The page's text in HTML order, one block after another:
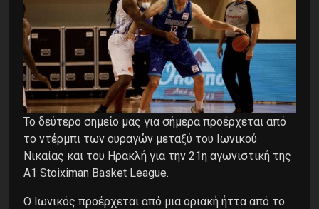
Το δεύτερο σημείο μας για σήμερα προέρχεται από
το ντέρμπι των ουραγών μεταξύ του Ιωνικού
Νικαίας και του Ηρακλή για την 21η αγωνιστική της
Α1 Stoiximan Basket League.
Ο Ιωνικός προέρχεται από μια οριακή ήττα από το